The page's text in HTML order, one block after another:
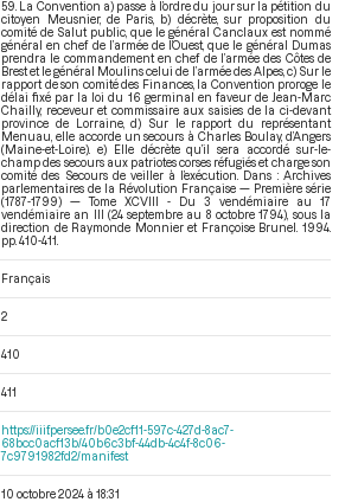
59. La Convention a) passe à l’ordre du jour sur la pétition du
citoyen Meusnier, de Paris, b) décrète, sur proposition du
comité de Salut public, que le général Canclaux est nommé
général en chef de l’armée de l’Ouest, que le général Dumas
prendra le commandement en chef de l’armée des Côtes de
Brest et le général Moulins celui de l’armée des Alpes, c) Sur le
rapport de son comité des Finances, la Convention proroge le
délai fixé par la loi du 16 germinal en faveur de Jean-Marc
Chailly, receveur et commissaire aux saisies de la ci-devant
province de Lorraine, d) Sur le rapport du représentant
Menuau, elle accorde un secours à Charles Boulay, d’Angers
(Maine-et-Loire). e) Elle décrète qu’il sera accordé sur-le-
champ des secours aux patriotes corses réfugiés et charge son
comité des Secours de veiller à l’exécution. Dans : Archives
parlementaires de la Révolution Française — Première série
(1787-1799) — Tome XCVIII - Du 3 vendémiaire au 17
vendémiaire an III (24 septembre au 8 octobre 1794) , sous la
direction de Raymonde Monnier et Françoise Brunel. 1994.
pp. 410-411.
Français
2
410
411
https://iiif.persee.fr/b0e2cf11-597c-427d-8ac7-
68bcc0acf13b/40b6c3bf-44db-4c4f-8c06-
7c9791982fd2/manifest
10 octobre 2024 à 18:31